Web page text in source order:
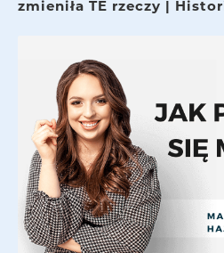
zmieniła TE rzeczy |